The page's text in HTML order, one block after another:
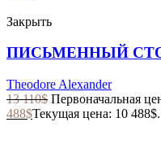
Закрыть
ПИСЬМЕННЫЙ
Theodore Alexander
13 110$ Первоначальная
488$Текущая цена: 10 488$.